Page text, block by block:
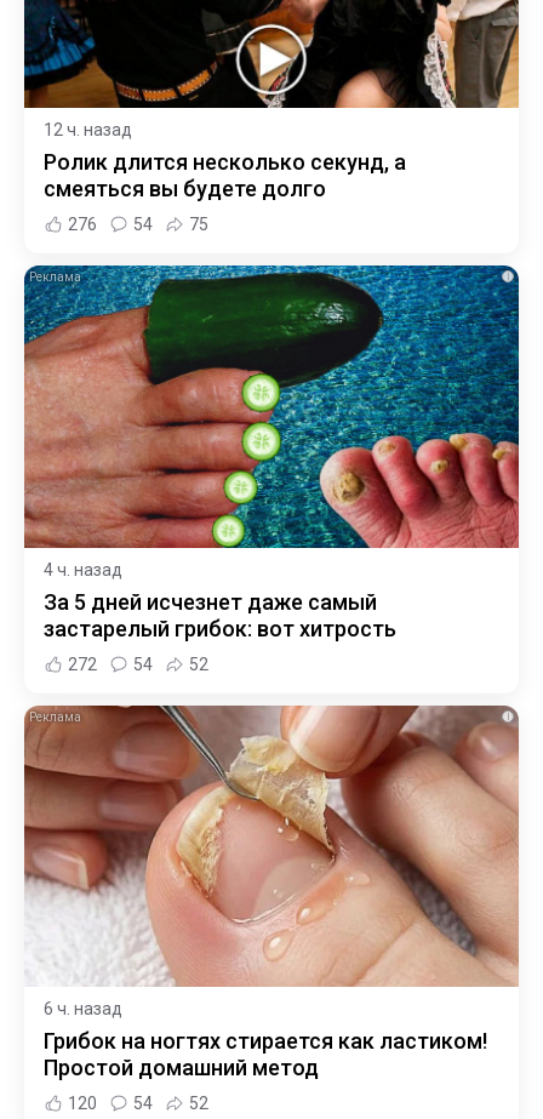
12 ч. назад
Ролик длится несколько секунд, а
смеяться вы будете долго
276 54 75
i
4 ч. назад
За 5 дней исчезнет даже самый
застарелый грибок: вот хитрость
272 54 52
i
6 ч. назад
Грибок на ногтях стирается как ластиком!
Простой домашний метод
120 54 52